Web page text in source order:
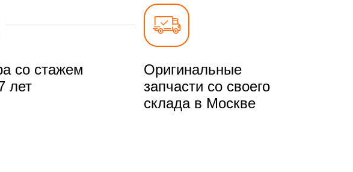
со стажем
лет
Оригинальные
запчасти со своего
склада в Москве